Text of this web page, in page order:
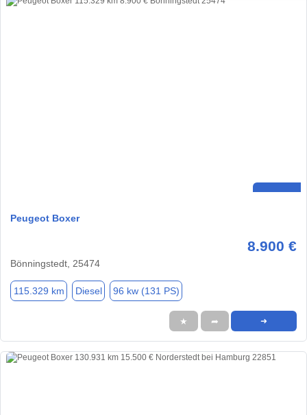
Peugeot Boxer
8.900 €
Bönningstedt, 25474
115.329 km Diesel 96 kw (131 PS)
★ ➦ ➜